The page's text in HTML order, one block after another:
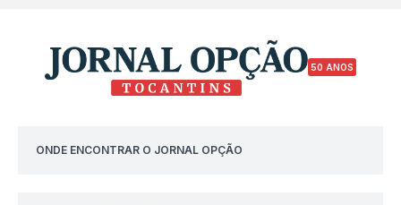
50 ANOS
ONDE ENCONTRAR O JORNAL OPÇÃO